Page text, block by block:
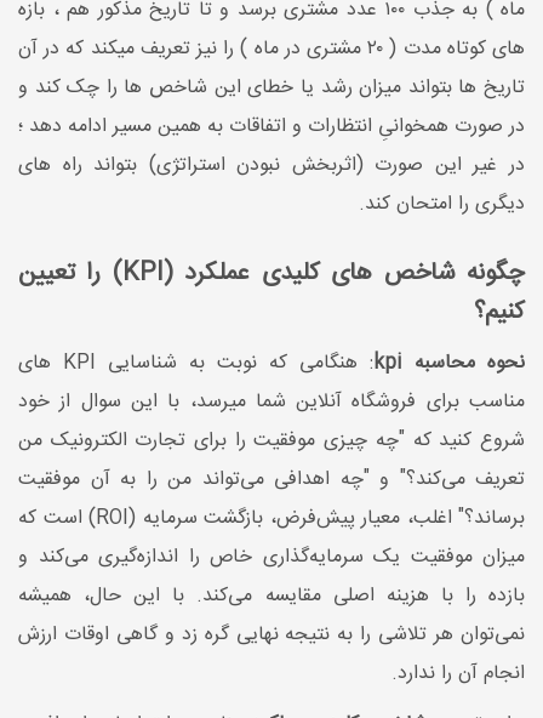
ماه ) به جذب ۱۰۰ عدد مشتری برسد و تا تاریخ مذکور هم ، بازه
های کوتاه مدت ( ۲۰ مشتری در ماه ) را نیز تعریف میکند که در آن
تاریخ ها بتواند میزان رشد یا خطای این شاخص ها را چک کند و
در صورت همخوانیِ انتظارات و اتفاقات به همین مسیر ادامه دهد ؛
در غیر این صورت (اثربخش نبودن استراتژی) بتواند راه های
دیگری را امتحان کند.
چگونه شاخص های کلیدی عملکرد (KPI) را تعیین
کنیم؟
نحوه محاسبه kpi
: هنگامی که نوبت به شناسایی KPI های
مناسب برای فروشگاه آنلاین شما میرسد، با این سوال از خود
شروع کنید که "چه چیزی موفقیت را برای تجارت الکترونیک من
تعریف می‌کند؟" و "چه اهدافی می‌تواند من را به آن موفقیت
برساند؟" اغلب، معیار پیش‌فرض، بازگشت سرمایه (ROI) است که
میزان موفقیت یک سرمایه‌گذاری خاص را اندازه‌گیری می‌کند و
بازده را با هزینه اصلی مقایسه می‌کند. با این حال، همیشه
نمی‌توان هر تلاشی را به نتیجه نهایی گره زد و گاهی اوقات ارزش
انجام آن را ندارد.